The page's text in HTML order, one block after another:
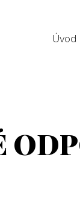
Úvod